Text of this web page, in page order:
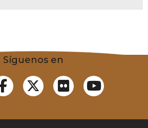
Síguenos en